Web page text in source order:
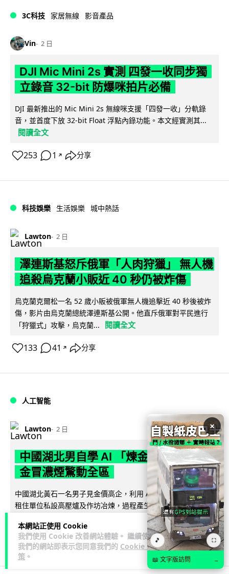
本網站正使用 Cookie
我們使用 Cookie 改善網站體驗。 繼續使用
我們的網站即表示您同意我們的 Cookie 政
策 。
3C科技 家居無線 影音產品
Vin 2 日
DJI Mic Mini 2s 實測 四發一收同步獨
立錄音 32-bit 防爆咪拍片必備
DJI 最新推出的 Mic Mini 2s 無線咪支援「四發一收」分軌錄
音，並首度下放 32-bit Float 浮點內錄功能。本文經實測其...
閱讀全文
253 1 ↗ 分享
科技娛樂 生活娛樂 城中熱話
Lawton 2 日
澤連斯基怒斥俄軍「人肉狩獵」 無人機
追殺烏克蘭小販近 40 秒仍被炸傷
烏克蘭克爾松一名 52 歲小販被俄軍無人機追擊近 40 秒後被炸
傷，影片由烏克蘭總統澤連斯基公開。他直斥俄軍對平民進行
「狩獵式」攻擊，烏克蘭...
閱讀全文
133 41 ↗ 分享
人工智能
Lawton 2 日
中國湖北男自學 AI 「煉金術」 屋內煉
金冒濃煙驚動全區
中國湖北黃石一名男子見金價高企，利用 AI 自學提煉黃金，在
租住單位私設高壓爐及作坊冶煉，過程產生大量刺鼻濃煙，驚
閱讀全文
114 8 ↗ 分享
×
🎵 ⛶
📖 文字版訪問 →